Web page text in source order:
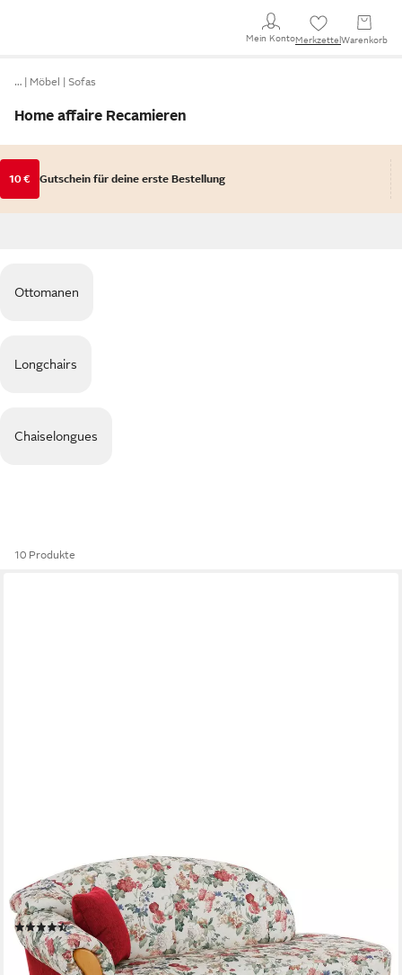
Mein KontoMerkzettel Warenkorb
… Möbel Sofas
Home affaire Recamieren
10 € Gutschein für deine erste Bestellung
Ottomanen
Longchairs
Chaiselongues
10 Produkte
HOME AFFAIRE
Ottomane Milano, bequemes solitär Sofa im Landhaus-Stil, B/T/H
181/79/83cm
(37)
659,99 € UVP799,00 €
-17%